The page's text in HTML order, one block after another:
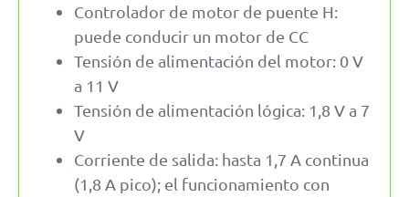
Controlador de motor de puente H:
puede conducir un motor de CC
Tensión de alimentación del motor: 0 V
a 11 V
Tensión de alimentación lógica: 1,8 V a 7
V
Corriente de salida: hasta 1,7 A continua
(1,8 A pico); el funcionamiento con